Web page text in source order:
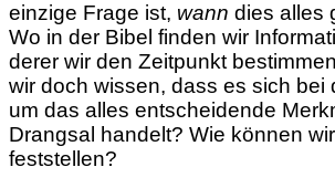
einzige Frage ist, wann dies alles
Wo in der Bibel finden wir
derer wir den Zeitpunkt
wir doch wissen, dass es sich bei
um das alles entscheidende
Drangsal handelt? Wie können
feststellen?